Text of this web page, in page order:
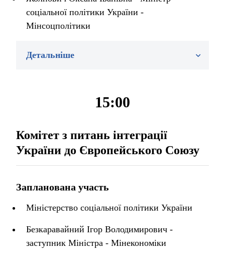
соціальної політики України -
Мінсоцполітики
Детальніше
15:00
Комітет з питань інтеграції
України до Європейського Союзу
Запланована участь
Міністерство соціальної політики України
Безкаравайний Ігор Володимирович -
заступник Міністра - Мінекономіки